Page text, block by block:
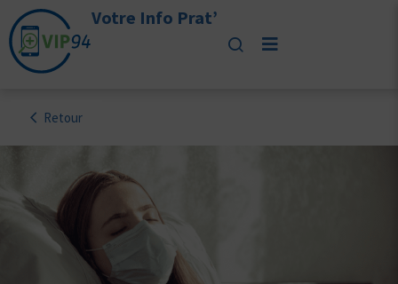
Votre Info Prat’
Retour